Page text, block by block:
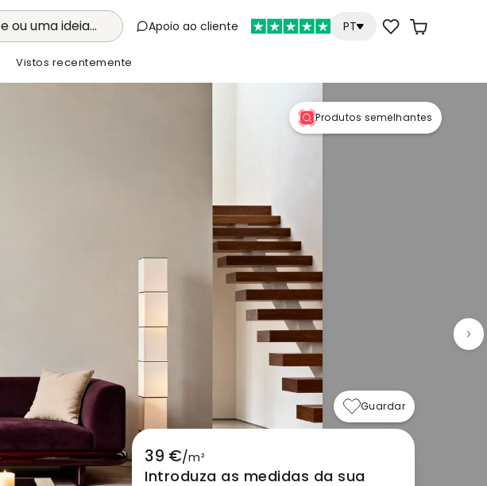
ou uma ideia... Apoio ao cliente PT
Vistos recentemente
Produtos semelhantes
Guardar
39 €/m²
Introduza as medidas da sua